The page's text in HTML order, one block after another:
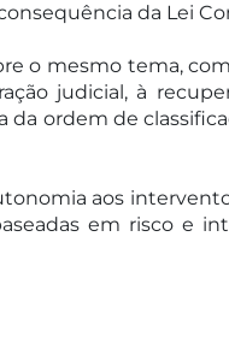
da Lei
o mesmo tema,
judicial, à
da ordem de
aos
em risco e